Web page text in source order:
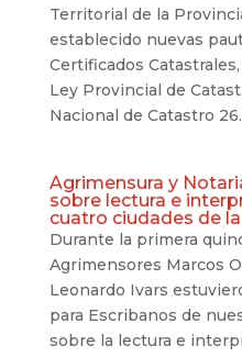
Territorial de la
establecido nuevas
Certificados
Ley Provincial de
Nacional de Catastro
Agrimensura y
sobre lectura e
cuatro ciudades de
Durante la primera
Agrimensores Marcos
Leonardo Ivars
para Escribanos de
sobre la lectura e